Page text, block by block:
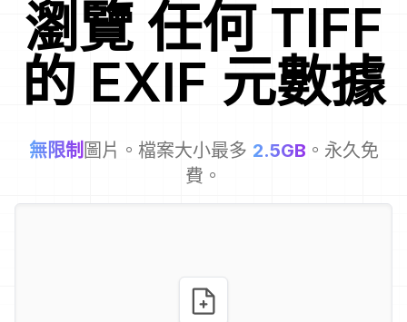
瀏覽 任何 TIFF
的 EXIF 元數據
無限制 圖片。檔案大小最多 2.5GB 。永久免
費。